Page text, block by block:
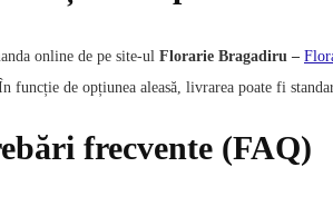
online de pe site-ul Florarie Bragadiru –
funcție de opțiunea aleasă, livrarea poate fi
frecvente (FAQ)